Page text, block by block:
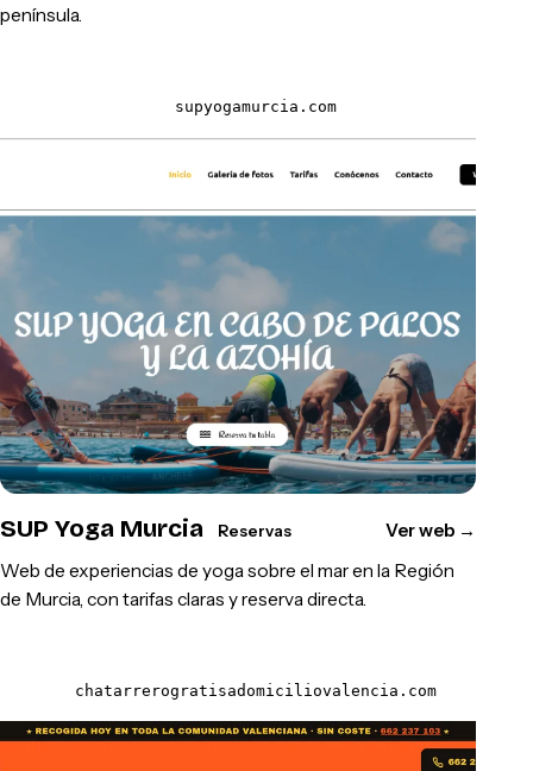
península.
supyogamurcia.com
SUP Yoga Murcia Reservas Ver web →
Web de experiencias de yoga sobre el mar en la Región
de Murcia, con tarifas claras y reserva directa.
chatarrerogratisadomiciliovalencia.com